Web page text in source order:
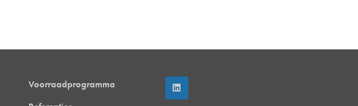
Voorraadprogramma